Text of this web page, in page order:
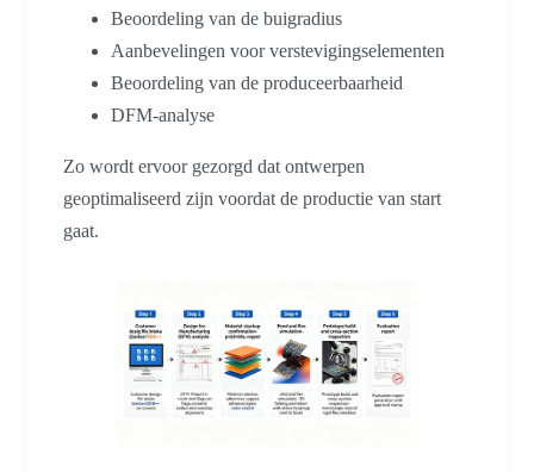
Beoordeling van de buigradius
Aanbevelingen voor verstevigingselementen
Beoordeling van de produceerbaarheid
DFM-analyse
Zo wordt ervoor gezorgd dat ontwerpen
geoptimaliseerd zijn voordat de productie van start
gaat.